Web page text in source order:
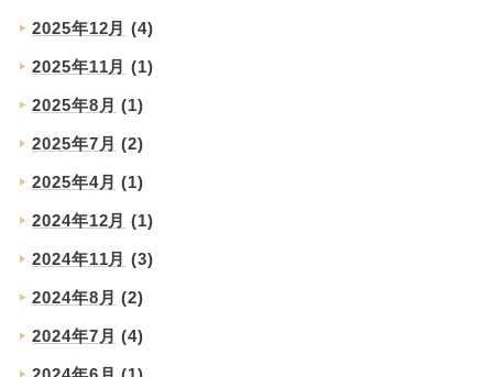
2025年12月 (4)
2025年11月 (1)
2025年8月 (1)
2025年7月 (2)
2025年4月 (1)
2024年12月 (1)
2024年11月 (3)
2024年8月 (2)
2024年7月 (4)